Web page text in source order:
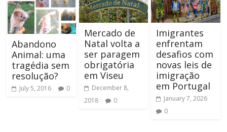
Abandono
Animal: uma
tragédia sem
resolução?
July 5, 2016 0
Mercado de
Natal volta a
ser paragem
obrigatória
em Viseu
December 8,
2018
0
Imigrantes
enfrentam
desafios com
novas leis de
imigração
em Portugal
January 7, 2026
0